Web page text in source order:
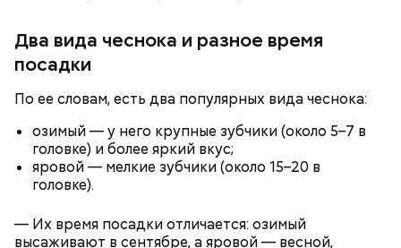
Два вида чеснока и разное время
посадки
По ее словам, есть два популярных вида чеснока:
озимый — у него крупные зубчики (около 5–7 в
головке) и более яркий вкус;
яровой — мелкие зубчики (около 15–20 в
головке).
— Их время посадки отличается: озимый
высаживают в сентябре, а яровой — весной,
Уберут отеки и улучшат зрение:
о пользе кабачков
Кабачки, тушеные с курицей
Как приготовить домашний
майонез: три простых рецепта
объяснила, в чем заключается
польза сезонных овощей и
фруктов
Фото: Shutterstock